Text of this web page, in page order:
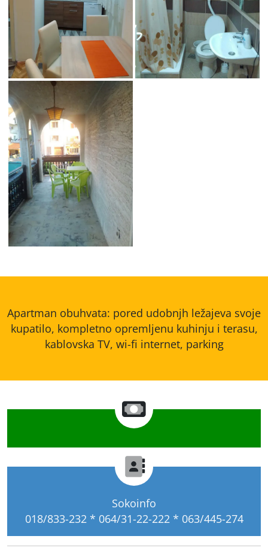
Studio Biba 1
Apartman obuhvata: pored udobnjh ležajeva svoje
kupatilo, kompletno opremljenu kuhinju i terasu,
kablovska TV, wi-fi internet, parking
Sokoinfo
018/833-232 * 064/31-22-222 * 063/445-274